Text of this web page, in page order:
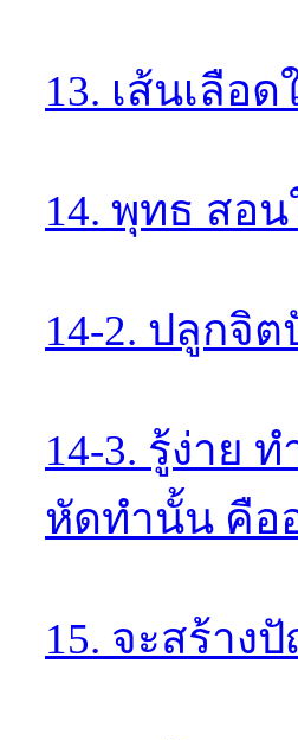
13. เส้นเลือ
14. พุทธ สอน
14-2. ปลูกจิ
14-3. รู้ง่าย
หัดทำนั้น คือ
15. จะสร้าง